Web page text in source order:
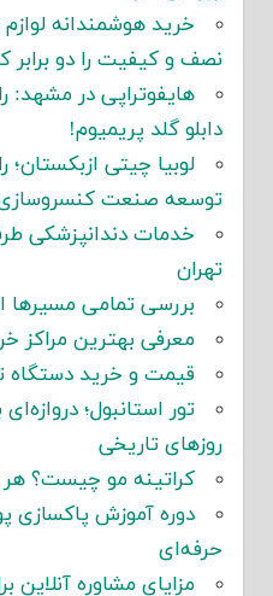
خرید هوشمندانه
نصف و کیفیت را دو برابر
هایفوتراپی در مشهد:
دابلو گلد پریمیوم!
لوبیا چیتی ازبکستان؛
توسعه صنعت کنسروسازی
خدمات دندانپزشکی
تهران
بررسی تمامی مسیرها
معرفی بهترین مراکز
قیمت و خرید دستگاه
تور استانبول؛
روزهای تاریخی
کراتینه مو چیست؟ هر
دوره آموزش پاکسازی
حرفه‌ای
مزایای مشاوره آنلاین